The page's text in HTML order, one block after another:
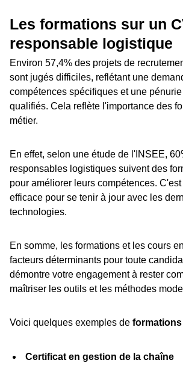
Les formations sur un
responsable logistique
Environ 57,4% des projets de
sont jugés difficiles, reflétant une
compétences spécifiques et une
qualifiés​. Cela reflète l'importance des
métier.
En effet, selon une étude de l'INSEE,
responsables logistiques suivent des
pour améliorer leurs compétences.
efficace pour se tenir à jour avec les
technologies.
En somme, les formations et les cours
facteurs déterminants pour toute
démontre votre engagement à rester
maîtriser les outils et les méthodes
Voici quelques exemples de formations
Certificat en gestion de la chaîne